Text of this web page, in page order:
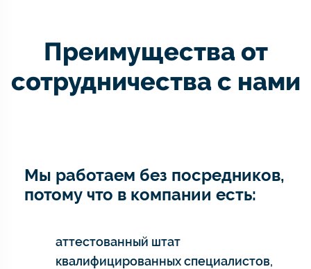
Преимущества от
сотрудничества с нами
Мы работаем без посредников,
потому что в компании есть:
аттестованный штат
квалифицированных специалистов,